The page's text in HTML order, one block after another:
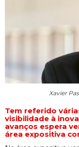
Xavier
Tem referido
visibilidade à
avanços espera
área expositiva